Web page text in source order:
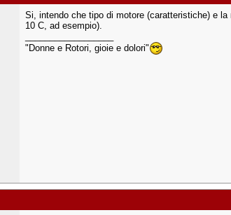
Si, intendo che tipo di motore (caratteristiche) e
10 C, ad esempio).
"Donne e Rotori, gioie e dolori"